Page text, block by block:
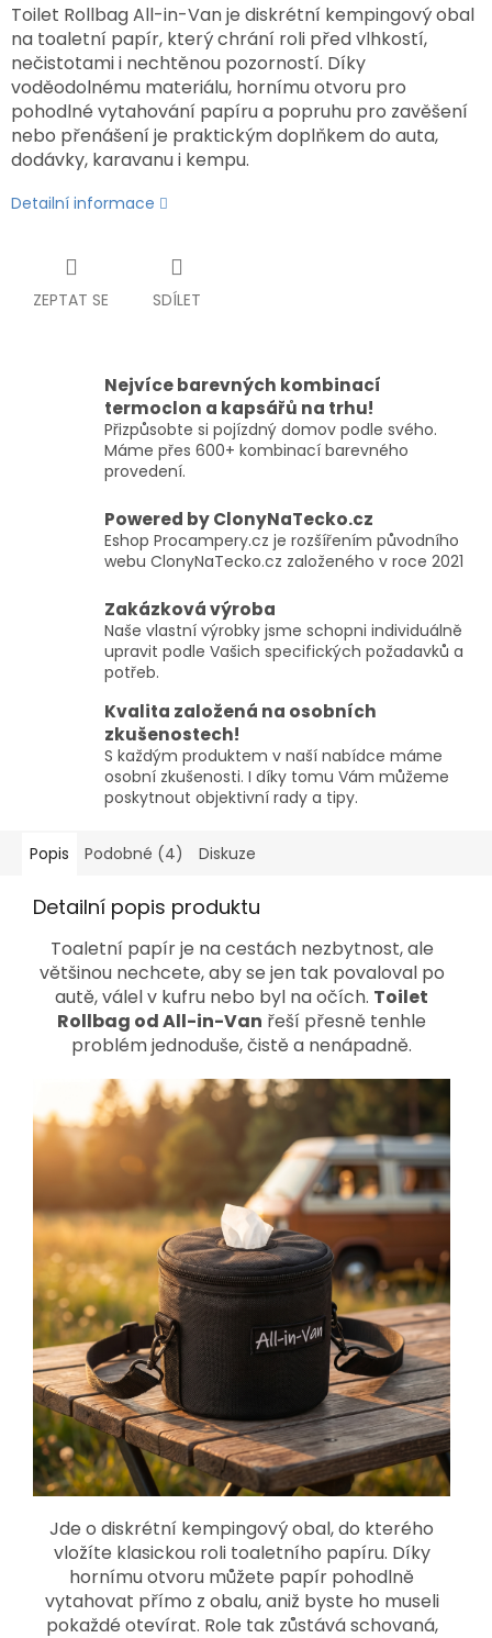
Toilet Rollbag All-in-Van je diskrétní kempingový obal
na toaletní papír, který chrání roli před vlhkostí,
nečistotami i nechtěnou pozorností. Díky
voděodolnému materiálu, hornímu otvoru pro
pohodlné vytahování papíru a popruhu pro zavěšení
nebo přenášení je praktickým doplňkem do auta,
dodávky, karavanu i kempu.
Detailní informace
ZEPTAT SE SDÍLET
Nejvíce barevných kombinací
termoclon a kapsářů na trhu!
Přizpůsobte si pojízdný domov podle svého.
Máme přes 600+ kombinací barevného
provedení.
Powered by ClonyNaTecko.cz
Eshop Procampery.cz je rozšířením původního
webu ClonyNaTecko.cz založeného v roce 2021
Zakázková výroba
Naše vlastní výrobky jsme schopni individuálně
upravit podle Vašich specifických požadavků a
potřeb.
Kvalita založená na osobních
zkušenostech!
S každým produktem v naší nabídce máme
osobní zkušenosti. I díky tomu Vám můžeme
poskytnout objektivní rady a tipy.
Popis Podobné (4) Diskuze
Detailní popis produktu
Toaletní papír je na cestách nezbytnost, ale
většinou nechcete, aby se jen tak povaloval po
autě, válel v kufru nebo byl na očích. Toilet
Rollbag od All-in-Van řeší přesně tenhle
problém jednoduše, čistě a nenápadně.
Jde o diskrétní kempingový obal, do kterého
vložíte klasickou roli toaletního papíru. Díky
hornímu otvoru můžete papír pohodlně
vytahovat přímo z obalu, aniž byste ho museli
pokaždé otevírat. Role tak zůstává schovaná,